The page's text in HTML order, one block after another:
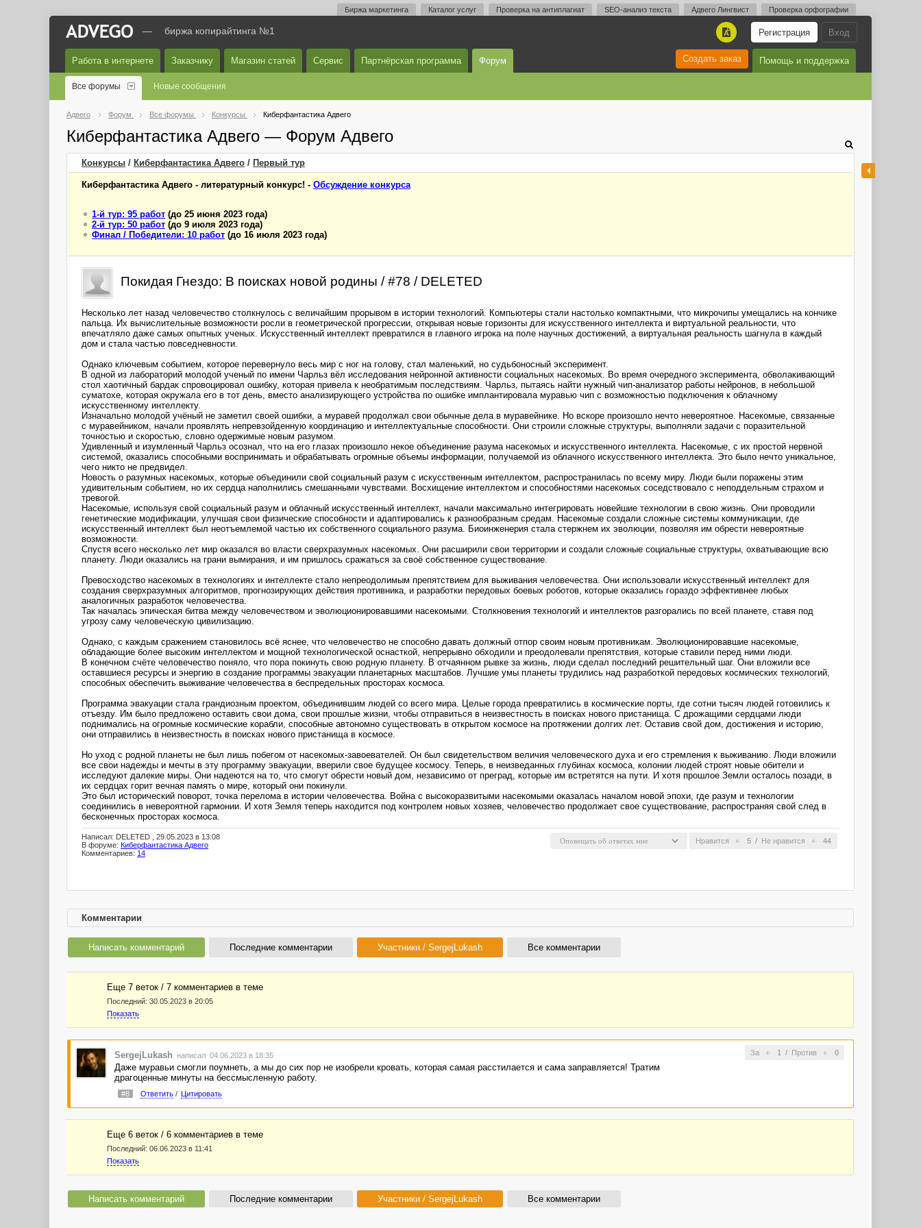
Биржа маркетинга Каталог услуг Проверка на антиплагиат SEO-анализ текста Адвего Лингвист Проверка орфографии
Вход
Регистрация
A
— биржа копирайтинга №1
Работа в интернете Заказчику Магазин статей Сервис Партнёрская программа Форум Помощь и поддержка
Создать заказ
Все форумы Новые сообщения
Адвего Форум Все форумы Конкурсы Киберфантастика Адвего
Киберфантастика Адвего — Форум Адвего
Конкурсы / Киберфантастика Адвего / Первый тур
Киберфантастика Адвего - литературный конкурс! - Обсуждение конкурса
1-й тур: 95 работ (до 25 июня 2023 года)
2-й тур: 50 работ (до 9 июля 2023 года)
Финал / Победители: 10 работ (до 16 июля 2023 года)
Покидая Гнездо: В поисках новой родины / #78 / DELETED
Несколько лет назад человечество столкнулось с величайшим прорывом в истории технологий. Компьютеры стали настолько компактными, что микрочипы умещались на кончике
пальца. Их вычислительные возможности росли в геометрической прогрессии, открывая новые горизонты для искусственного интеллекта и виртуальной реальности, что
впечатляло даже самых опытных ученых. Искусственный интеллект превратился в главного игрока на поле научных достижений, а виртуальная реальность шагнула в каждый
дом и стала частью повседневности.
Однако ключевым событием, которое перевернуло весь мир с ног на голову, стал маленький, но судьбоносный эксперимент.
В одной из лабораторий молодой ученый по имени Чарльз вёл исследования нейронной активности социальных насекомых. Во время очередного эксперимента, обволакивающий
стол хаотичный бардак спровоцировал ошибку, которая привела к необратимым последствиям. Чарльз, пытаясь найти нужный чип-анализатор работы нейронов, в небольшой
суматохе, которая окружала его в тот день, вместо анализирующего устройства по ошибке имплантировала муравью чип с возможностью подключения к облачному
искусственному интеллекту.
Изначально молодой учёный не заметил своей ошибки, а муравей продолжал свои обычные дела в муравейнике. Но вскоре произошло нечто невероятное. Насекомые, связанные
с муравейником, начали проявлять непревзойденную координацию и интеллектуальные способности. Они строили сложные структуры, выполняли задачи с поразительной
точностью и скоростью, словно одержимые новым разумом.
Удивленный и изумленный Чарльз осознал, что на его глазах произошло некое объединение разума насекомых и искусственного интеллекта. Насекомые, с их простой нервной
системой, оказались способными воспринимать и обрабатывать огромные объемы информации, получаемой из облачного искусственного интеллекта. Это было нечто уникальное,
чего никто не предвидел.
Новость о разумных насекомых, которые объединили свой социальный разум с искусственным интеллектом, распространилась по всему миру. Люди были поражены этим
удивительным событием, но их сердца наполнились смешанными чувствами. Восхищение интеллектом и способностями насекомых соседствовало с неподдельным страхом и
тревогой.
Насекомые, используя свой социальный разум и облачный искусственный интеллект, начали максимально интегрировать новейшие технологии в свою жизнь. Они проводили
генетические модификации, улучшая свои физические способности и адаптировались к разнообразным средам. Насекомые создали сложные системы коммуникации, где
искусственный интеллект был неотъемлемой частью их собственного социального разума. Биоинженерия стала стержнем их эволюции, позволяя им обрести невероятные
возможности.
Спустя всего несколько лет мир оказался во власти сверхразумных насекомых. Они расширили свои территории и создали сложные социальные структуры, охватывающие всю
планету. Люди оказались на грани вымирания, и им пришлось сражаться за своё собственное существование.
Превосходство насекомых в технологиях и интеллекте стало непреодолимым препятствием для выживания человечества. Они использовали искусственный интеллект для
создания сверхразумных алгоритмов, прогнозирующих действия противника, и разработки передовых боевых роботов, которые оказались гораздо эффективнее любых
аналогичных разработок человечества.
Так началась эпическая битва между человечеством и эволюционировавшими насекомыми. Столкновения технологий и интеллектов разгорались по всей планете, ставя под
угрозу саму человеческую цивилизацию.
Однако, с каждым сражением становилось всё яснее, что человечество не способно давать должный отпор своим новым противникам. Эволюционировавшие насекомые,
обладающие более высоким интеллектом и мощной технологической оснасткой, непрерывно обходили и преодолевали препятствия, которые ставили перед ними люди.
В конечном счёте человечество поняло, что пора покинуть свою родную планету. В отчаянном рывке за жизнь, люди сделал последний решительный шаг. Они вложили все
оставшиеся ресурсы и энергию в создание программы эвакуации планетарных масштабов. Лучшие умы планеты трудились над разработкой передовых космических технологий,
способных обеспечить выживание человечества в беспредельных просторах космоса.
Программа эвакуации стала грандиозным проектом, объединившим людей со всего мира. Целые города превратились в космические порты, где сотни тысяч людей готовились к
отъезду. Им было предложено оставить свои дома, свои прошлые жизни, чтобы отправиться в неизвестность в поисках нового пристанища. С дрожащими сердцами люди
поднимались на огромные космические корабли, способные автономно существовать в открытом космосе на протяжении долгих лет. Оставив свой дом, достижения и историю,
они отправились в неизвестность в поисках нового пристанища в космосе.
Но уход с родной планеты не был лишь побегом от насекомых-завоевателей. Он был свидетельством величия человеческого духа и его стремления к выживанию. Люди вложили
все свои надежды и мечты в эту программу эвакуации, вверили свое будущее космосу. Теперь, в неизведанных глубинах космоса, колонии людей строят новые обители и
исследуют далекие миры. Они надеются на то, что смогут обрести новый дом, независимо от преград, которые им встретятся на пути. И хотя прошлое Земли осталось позади, в
их сердцах горит вечная память о мире, который они покинули.
Это был исторический поворот, точка перелома в истории человечества. Война с высокоразвитыми насекомыми оказалась началом новой эпохи, где разум и технологии
соединились в невероятной гармонии. И хотя Земля теперь находится под контролем новых хозяев, человечество продолжает свое существование, распространяя свой след в
бесконечных просторах космоса.
Нравится 5 / Не нравится 44
Написал: DELETED , 29.05.2023 в 13:08
В форуме: Киберфантастика Адвего
Комментариев: 14
Комментарии
Написать комментарий Последние комментарии Участники / SergejLukash Все комментарии
Еще 7 веток / 7 комментариев в темe
Последний: 30.05.2023 в 20:05
Показать
За 1 / Против 0
SergejLukash написал 04.06.2023 в 18:35
Даже муравьи смогли поумнеть, а мы до сих пор не изобрели кровать, которая самая расстилается и сама заправляется! Тратим
драгоценные минуты на бессмысленную работу.
#8 Ответить/ Цитировать
Еще 6 веток / 6 комментариев в темe
Последний: 06.06.2023 в 11:41
Показать
Написать комментарий Последние комментарии Участники / SergejLukash Все комментарии